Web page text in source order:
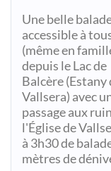
Une belle
accessible à
(même en
depuis le Lac de
Balcère (Estany
Vallsera) avec
passage aux
l'Église de
à 3h30 de
mètres de